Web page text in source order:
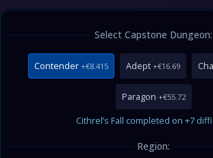
Select Capstone Dungeon:
Contender+€8.415 Adept+€16.69
Paragon +€55.72
Cithrel’s Fall completed on +7
Region: